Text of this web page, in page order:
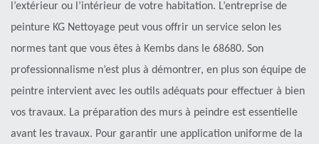
l’extérieur ou l’intérieur de votre habitation. L’entreprise de
peinture KG Nettoyage peut vous offrir un service selon les
normes tant que vous êtes à Kembs dans le 68680. Son
professionnalisme n’est plus à démontrer, en plus son équipe de
peintre intervient avec les outils adéquats pour effectuer à bien
vos travaux. La préparation des murs à peindre est essentielle
avant les travaux. Pour garantir une application uniforme de la